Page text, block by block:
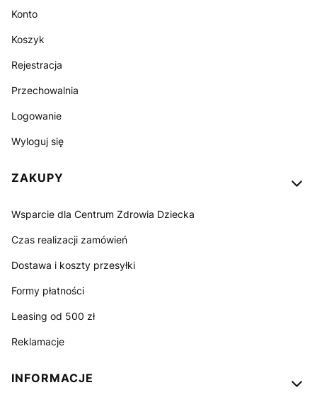
Konto
Koszyk
Rejestracja
Przechowalnia
Logowanie
Wyloguj się
ZAKUPY
Wsparcie dla Centrum Zdrowia Dziecka
Czas realizacji zamówień
Dostawa i koszty przesyłki
Formy płatności
Leasing od 500 zł
Reklamacje
INFORMACJE